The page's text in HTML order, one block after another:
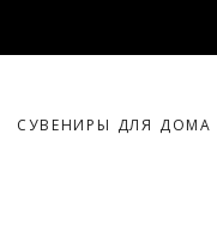
СУВЕНИРЫ ДЛЯ ДОМА